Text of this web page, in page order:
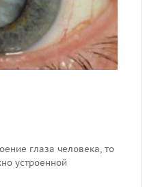
глаза человека, то
устроенной